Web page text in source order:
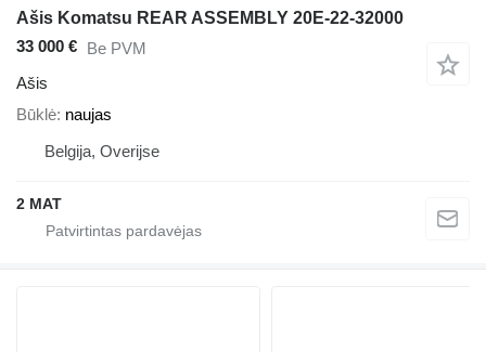
Ašis Komatsu REAR ASSEMBLY 20E-22-32000
33 000 € Be PVM
Ašis
Būklė naujas
Belgija, Overijse
2 MAT